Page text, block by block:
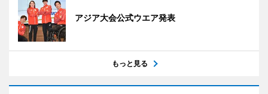
アジア大会公式ウエア発表
もっと見る